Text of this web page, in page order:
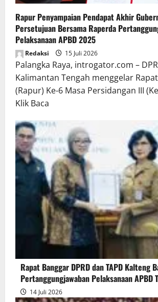
Rapur Penyampaian Pendapat Akhir
Persetujuan Bersama Raperda
Pelaksanaan APBD 2025
Redaksi 15 Juli 2026
Palangka Raya, introgator.com –
Kalimantan Tengah menggelar
(Rapur) Ke-6 Masa Persidangan III
Klik Baca
about
Rapur
Penyampaian
Pendapat
Akhir
Gubernur
atas
Persetujuan
Bersama
Raperda
Pertanggungjawaban
Pelaksanaan
APBD
2025
Rapat Banggar DPRD dan TAPD Kalteng
Pertanggungjawaban Pelaksanaan APBD
14 Juli 2026